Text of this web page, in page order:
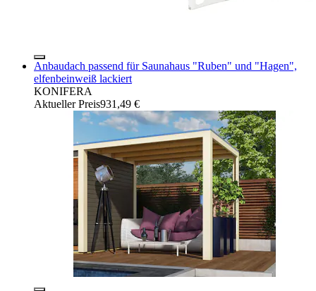
Anbaudach passend für Saunahaus "Ruben" und "Hagen",
elfenbeinweiß lackiert
KONIFERA
Aktueller Preis931,49 €